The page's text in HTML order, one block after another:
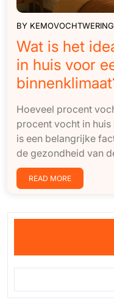
BY KEMOVOCHTWERING
Wat is het
in huis voor
Hoeveel procent
procent vocht in
is een belangrijke
de gezondheid van
READ MORE